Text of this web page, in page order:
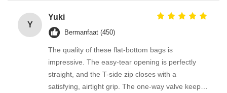
Y
Yuki
Bermanfaat (450)
The quality of these flat-bottom bags is
impressive. The easy-tear opening is perfectly
straight, and the T-side zip closes with a
satisfying, airtight grip. The one-way valve keeps